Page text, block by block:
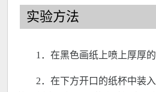
实验方法
1．在黑色画纸上喷上厚厚的
2．在下方开口的纸杯中装